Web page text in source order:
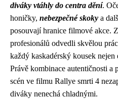
diváky vtáhly do centra dění.
honičky, nebezpečné skoky a
posouvají hranice filmové akce.
profesionálů odvedli skvělou
každý kaskadérský kousek nejen
Právě kombinace autentičnosti a
scén ve filmu Rallye smrti 4
diváky nenechá chladnými.